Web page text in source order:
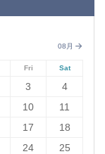
08月
Fri Sat
3
4
10
11
17
18
24
25